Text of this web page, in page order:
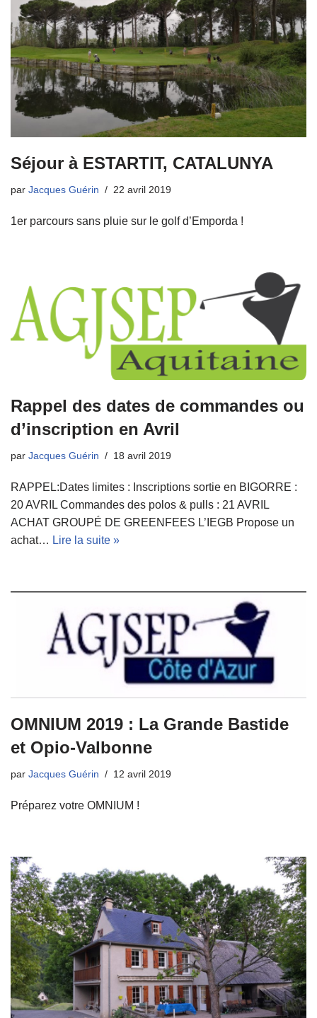
Séjour à ESTARTIT, CATALUNYA
par Jacques Guérin 22 avril 2019
1er parcours sans pluie sur le golf d’Emporda !
Rappel des dates de commandes ou
d’inscription en Avril
par Jacques Guérin 18 avril 2019
RAPPEL:Dates limites : Inscriptions sortie en BIGORRE :
20 AVRIL Commandes des polos & pulls : 21 AVRIL
ACHAT GROUPÉ DE GREENFEES L’IEGB Propose un
achat… Lire la suite »
OMNIUM 2019 : La Grande Bastide
et Opio-Valbonne
par Jacques Guérin 12 avril 2019
Préparez votre OMNIUM !